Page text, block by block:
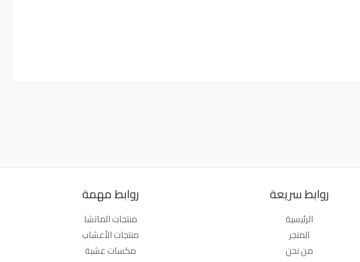
روابط سريعة
الرئيسية
المتجر
من نحن
روابط مهمة
منتجات الماتشا
منتجات الأعشاب
مكسات عشبة